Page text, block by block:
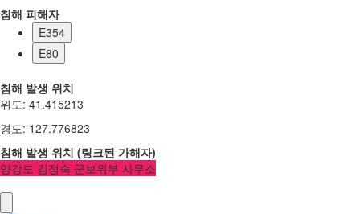
침해 피해자
E354
E80
침해 발생 위치
위도: 41.415213
경도: 127.776823
침해 발생 위치 (링크된 가해자)
양강도 김정숙 군보위부 사무소